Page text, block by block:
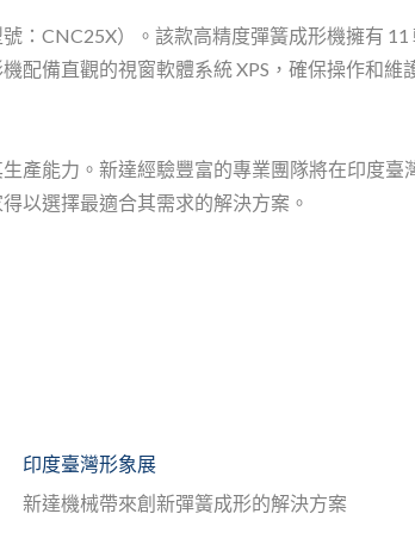
：CNC25X）。該款高精度彈簧成形機擁有 11
配備直觀的視窗軟體系統 XPS，確保操作和維
產能力。新達經驗豐富的專業團隊將在印度臺
以選擇最適合其需求的解決方案。
印度臺灣形象展
新達機械帶來創新彈簧成形的解決方案